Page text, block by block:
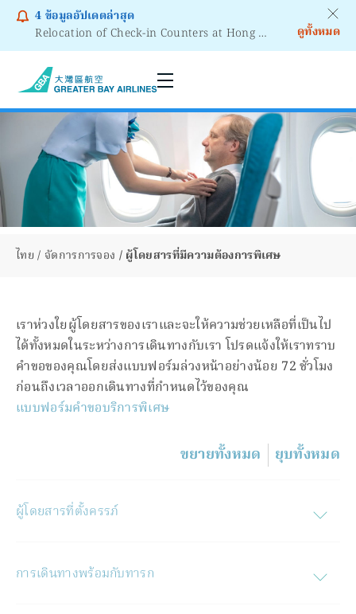
4 ข้อมูลอัปเดตล่าสุด
Relocation of Check-in Counters at Hong Kong International Airport – Terminal 2
ดูทั้งหมด
ไทย จัดการการจอง ผู้โดยสารที่มีความต้องการพิเศษ
เราห่วงใยผู้โดยสารของเราและจะให้ความช่วยเหลือที่เป็นไป
ได้ทั้งหมดในระหว่างการเดินทางกับเรา โปรดแจ้งให้เราทราบ
คําขอของคุณโดยส่งแบบฟอร์มล่วงหน้าอย่างน้อย 72 ชั่วโมง
ก่อนถึงเวลาออกเดินทางที่กําหนดไว้ของคุณ
แบบฟอร์มคําขอบริการพิเศษ
ขยายทั้งหมด ยุบทั้งหมด
ผู้โดยสารที่ตั้งครรภ์
การเดินทางพร้อมกับทารก